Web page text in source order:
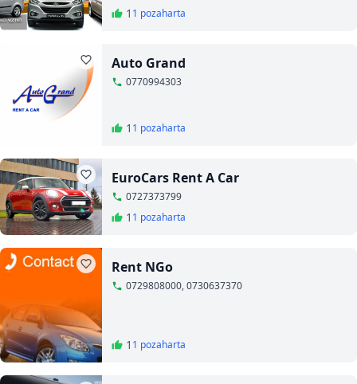
1 1 pozaharta
Auto Grand
0770994303
1 1 pozaharta
EuroCars Rent A Car
0727373799
1 1 pozaharta
Rent NGo
0729808000, 0730637370
1 1 pozaharta